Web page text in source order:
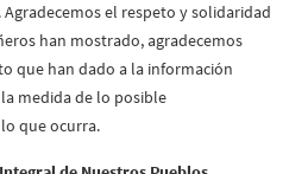
el respeto y solidaridad
han mostrado, agradecemos
que han dado a la información
medida de lo posible
que ocurra.